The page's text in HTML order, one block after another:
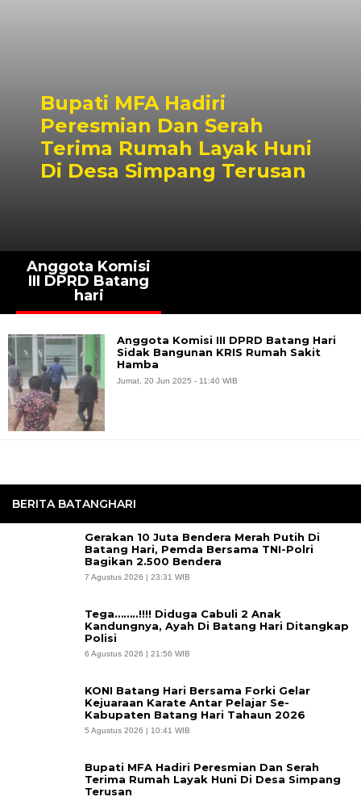
Bupati MFA Hadiri
Peresmian Dan Serah
Terima Rumah Layak Huni
Di Desa Simpang Terusan
BERITA BATANGHARI
Gerakan 10 Juta Bendera Merah Putih Di
Batang Hari, Pemda Bersama TNI-Polri
Bagikan 2.500 Bendera
7 Agustus 2026 | 23:31 WIB
Tega……..!!!! Diduga Cabuli 2 Anak
Kandungnya, Ayah Di Batang Hari Ditangkap
Polisi
6 Agustus 2026 | 21:56 WIB
KONI Batang Hari Bersama Forki Gelar
Kejuaraan Karate Antar Pelajar Se-
Kabupaten Batang Hari Tahaun 2026
5 Agustus 2026 | 10:41 WIB
Bupati MFA Hadiri Peresmian Dan Serah
Terima Rumah Layak Huni Di Desa Simpang
Terusan
Anggota Komisi
III DPRD Batang
hari
Anggota Komisi III DPRD Batang Hari
Sidak Bangunan KRIS Rumah Sakit
Hamba
Jumat, 20 Jun 2025 - 11:40 WIB